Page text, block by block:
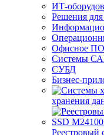
ИТ-
Решения
Офисное ПО
Системы
СУБД
Бизнес-
хранения
Реестровый